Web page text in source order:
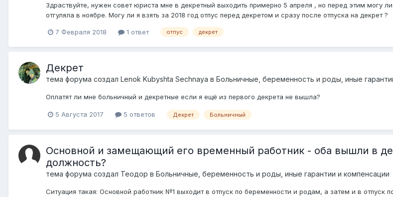
Здраствуйте, нужен совет юриста мне в декретный выходить примерно 5 апреля , но перед этим могу
отгуляла в ноябре. Могу ли я взять за 2018 год отпус перед декретом и сразу после отпуска на декрет ?
7 Февраля 2018 1 ответ отпус декрет
Декрет
тема форума создал Lenok Kubyshta Sechnaya в Больничные, беременность и роды, иные
Оплатят ли мне больничный и декретные если я ещё из первого декрета не вышла?
5 Августа 2017 5 ответов Декрет Больничный
Основной и замещающий его временный работник - оба вышли в
должность?
тема форума создал Теодор в Больничные, беременность и роды, иные гарантии и компенсации
Ситуация такая: Основной работник №1 выходит в отпуск по беременности и родам, а затем и в отпуск